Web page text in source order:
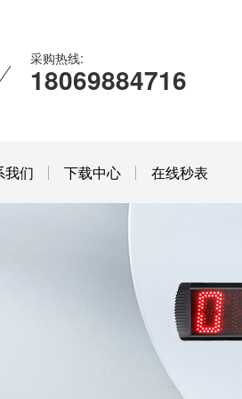
采购热线:
18069884716
我们 下载中心 在线秒表